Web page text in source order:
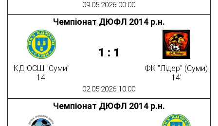
09.05.2026 00:00
02.05.2026 10:00
Чемпіонат ДЮФЛ 2014 р.н.
КДЮСШ "Суми"
14'
1 : 1
ФК "Лідер" (Суми)
14'
Чемпіонат ДЮФЛ 2014 р.н.